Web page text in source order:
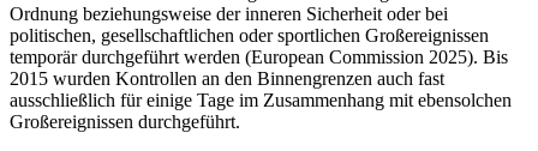
Ordnung beziehungsweise der inneren Sicherheit oder bei
politischen, gesellschaftlichen oder sportlichen Großereignissen
temporär durchgeführt werden (European Commission 2025). Bis
2015 wurden Kontrollen an den Binnengrenzen auch fast
ausschließlich für einige Tage im Zusammenhang mit ebensolchen
Großereignissen durchgeführt.